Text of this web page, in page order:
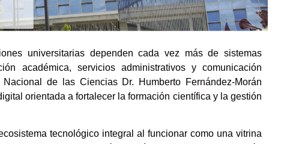
universitarias dependen cada vez más de sistemas
académica, servicios administrativos y comunicación
de las Ciencias Dr. Humberto Fernández-Morán
orientada a fortalecer la formación científica y la gestión
tecnológico integral al funcionar como una vitrina